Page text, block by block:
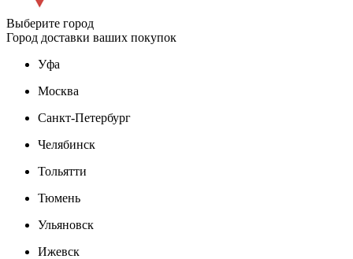
Выберите город
Город доставки ваших покупок
Уфа
Москва
Санкт-Петербург
Челябинск
Тольятти
Тюмень
Ульяновск
Ижевск